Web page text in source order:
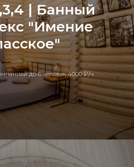
| Банный
"Имение
до 6 человек 4000 ₽/ч